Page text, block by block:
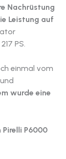
Nachrüstung
Leistung auf
PS.
einmal vom
wurde eine
P6000